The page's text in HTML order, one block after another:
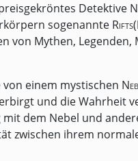
Detektive
sogenannte
von Mythen,
einem mystischen
und die Wahrheit
dem Nebel und
zwischen ihrem